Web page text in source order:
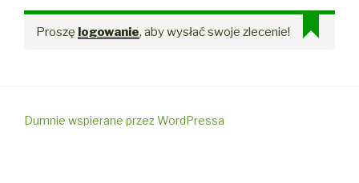
Proszę logowanie, aby wysłać swoje zlecenie!
Dumnie wspierane przez WordPressa